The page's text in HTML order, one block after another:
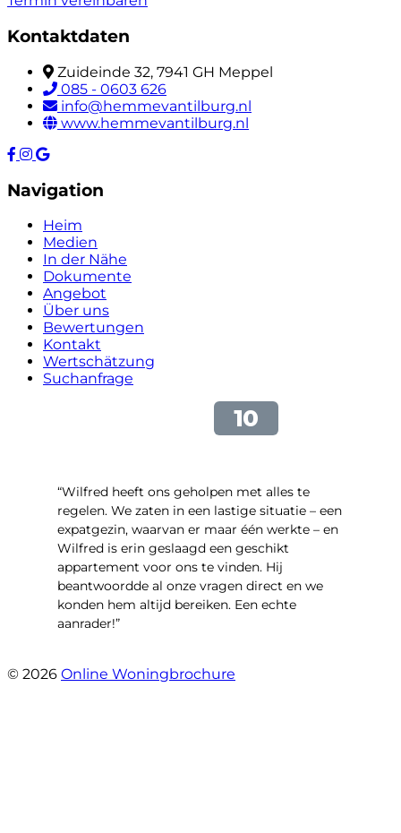
Kontaktdaten
Zuideinde 32, 7941 GH Meppel
085 - 0603 626
info@hemmevantilburg.nl
www.hemmevantilburg.nl
Navigation
Heim
Medien
In der Nähe
Dokumente
Angebot
Über uns
Bewertungen
Kontakt
Wertschätzung
Suchanfrage
“Wilfred heeft ons geholpen met alles te
regelen. We zaten in een lastige situatie – een
expatgezin, waarvan er maar één werkte – en
Wilfred is erin geslaagd een geschikt
appartement voor ons te vinden. Hij
beantwoordde al onze vragen direct en we
konden hem altijd bereiken. Een echte
aanrader!”
© 2026 Online Woningbrochure